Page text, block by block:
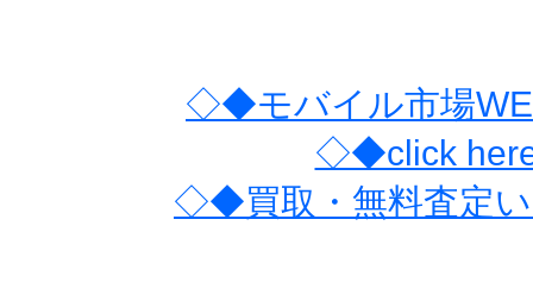
◇◆モバイル市場
◇◆click
◇◆買取・無料査定